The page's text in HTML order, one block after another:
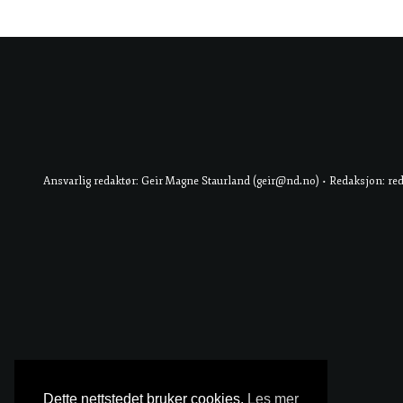
Ansvarlig redaktør: Geir Magne Staurland (geir@nd.no) • Redaksjon:
Dette nettstedet bruker cookies. Les mer